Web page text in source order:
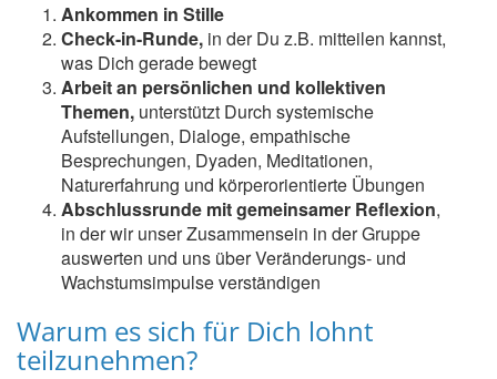
Ankommen in Stille
Check-in-Runde, in der Du z.B. mitteilen kannst,
was Dich gerade bewegt
Arbeit an persönlichen und kollektiven
Themen, unterstützt Durch systemische
Aufstellungen, Dialoge, empathische
Besprechungen, Dyaden, Meditationen,
Naturerfahrung und körperorientierte Übungen
Abschlussrunde mit gemeinsamer Reflexion,
in der wir unser Zusammensein in der Gruppe
auswerten und uns über Veränderungs- und
Wachstumsimpulse verständigen
Warum es sich für Dich lohnt
teilzunehmen?